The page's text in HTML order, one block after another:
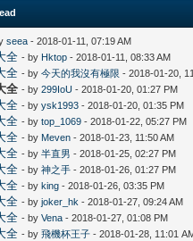
seea - 2018-01-11, 07:19 AM
全 - by Hktop - 2018-01-11, 08:33 AM
全 - by今天的我沒有極限 - 2018-01-20,
全 - by299IoU - 2018-01-20, 01:27 PM
全 - byysk1993 - 2018-01-20, 01:35 PM
全 - bytop_1069 - 2018-01-22, 05:27 PM
全 - by Meven - 2018-01-23, 11:50 AM
全 - by半直男 - 2018-01-25, 02:27 PM
全 - by神之手 - 2018-01-26, 01:27 PM
全 - byking - 2018-01-26, 03:35 PM
全 - byjoker_hk - 2018-01-27, 09:24 AM
全 - byVena - 2018-01-27, 01:08 PM
全 - by飛機杯王子 - 2018-01-28, 11:01